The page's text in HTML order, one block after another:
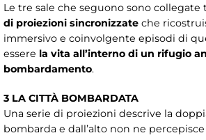
Le tre sale che seguono sono collegate
di proiezioni sincronizzate che
immersivo e coinvolgente episodi di
essere la vita all’interno di un rifugio
bombardamento.
3 LA CITTÀ BOMBARDATA
Una serie di proiezioni descrive la
bombarda e dall’alto non ne